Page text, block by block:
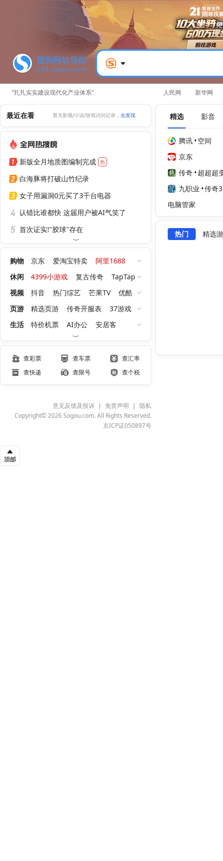
“扎扎实实建设现代化产业体系” 人民网 新华网
最近在看 暂无影视/小说/游戏访问记录，去发现
新版全月地质图编制完成 热
白海豚将打破山竹纪录
女子用漏洞0元买了3千台电器
认错比谁都快 这届用户被AI气笑了
首次证实!"胶球"存在
购物 京东 爱淘宝特卖
阿里1688
聚划算
天猫超市 淘宝红包
休闲 4399小游戏 复古传奇
TapTap
QQ游戏大厅
洛克王国：世界
王者荣耀世界
逆战：未来
小游戏大全
视频 抖音 热门综艺 芒果TV
优酷
腾讯视频
页游 精选页游 传奇开服表
37游戏
九职业传奇
今日新开服
生活 特价机票 AI办公
安居客
贝壳找房
下厨房
链家
天气网
薄荷健身 聚划算
查彩票 查车票
查汇率
查快递
查限号 查个税
意见反馈及投诉 免责声明
隐私
Copyright© 2026 Sogou.com. All Rights Reserved.
京ICP证050897号
精选 影音
腾讯 •空间
京东
传奇 •超超超
九职业 •传奇3
电脑管家
热门 精选